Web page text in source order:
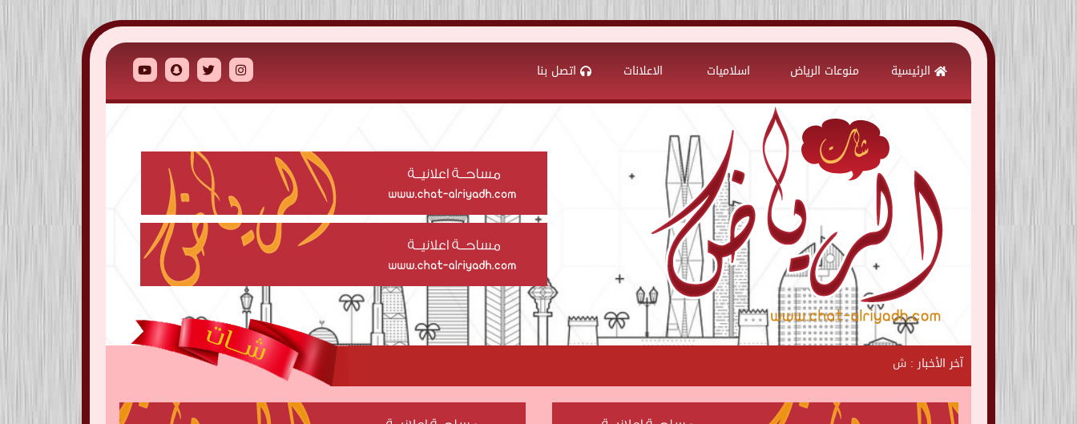
الرئيسية منوعات الرياض اسلاميات الاعلانات اتصل بنا
آخر الأخبار : شا